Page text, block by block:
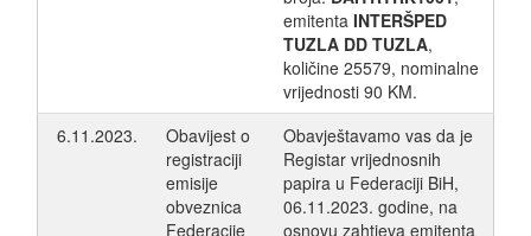
emitenta INTERŠPED
TUZLA DD TUZLA,
količine 25579, nominalne
vrijednosti 90 KM.
6.11.2023.
Obavijest o
registraciji
emisije
obveznica
Federacije
Obavještavamo vas da je
Registar vrijednosnih
papira u Federaciji BiH,
06.11.2023. godine, na
osnovu zahtjeva emitenta